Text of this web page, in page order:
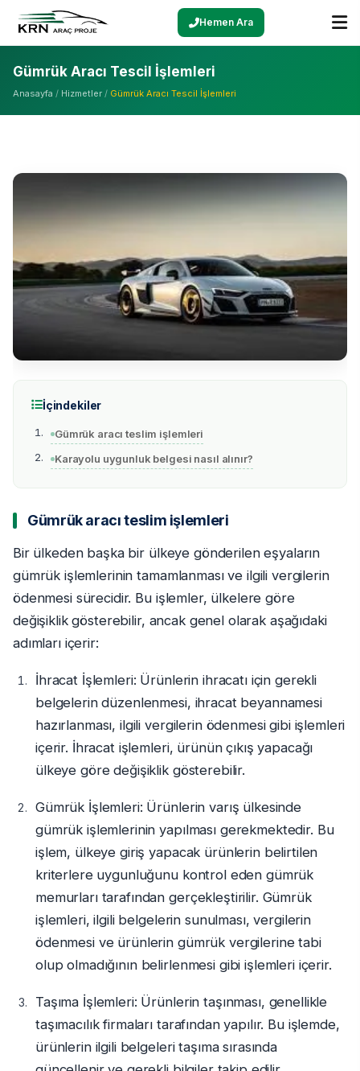
Hemen Ara
Gümrük Aracı Tescil İşlemleri
Anasayfa / Hizmetler / Gümrük Aracı Tescil İşlemleri
İçindekiler
Gümrük aracı teslim işlemleri
Karayolu uygunluk belgesi nasıl alınır?
Gümrük aracı teslim işlemleri
Bir ülkeden başka bir ülkeye gönderilen eşyaların
gümrük işlemlerinin tamamlanması ve ilgili vergilerin
ödenmesi sürecidir. Bu işlemler, ülkelere göre
değişiklik gösterebilir, ancak genel olarak aşağıdaki
adımları içerir:
İhracat İşlemleri: Ürünlerin ihracatı için gerekli
belgelerin düzenlenmesi, ihracat beyannamesi
hazırlanması, ilgili vergilerin ödenmesi gibi işlemleri
içerir. İhracat işlemleri, ürünün çıkış yapacağı
ülkeye göre değişiklik gösterebilir.
Gümrük İşlemleri: Ürünlerin varış ülkesinde
gümrük işlemlerinin yapılması gerekmektedir. Bu
işlem, ülkeye giriş yapacak ürünlerin belirtilen
kriterlere uygunluğunu kontrol eden gümrük
memurları tarafından gerçekleştirilir. Gümrük
işlemleri, ilgili belgelerin sunulması, vergilerin
ödenmesi ve ürünlerin gümrük vergilerine tabi
olup olmadığının belirlenmesi gibi işlemleri içerir.
Taşıma İşlemleri: Ürünlerin taşınması, genellikle
taşımacılık firmaları tarafından yapılır. Bu işlemde,
ürünlerin ilgili belgeleri taşıma sırasında